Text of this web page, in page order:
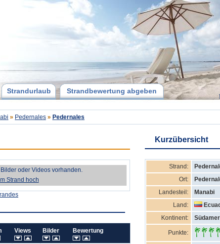
Strandurlaub Strandbewertung abgeben
» Pedernales » Pedernales
oder Videos vorhanden.
Strand hoch
Views Bilder Bewertung
Kurzübersicht
Strand:
Ort:
Landesteil:
Manabi
Land:
Kontinent:
Punkte: